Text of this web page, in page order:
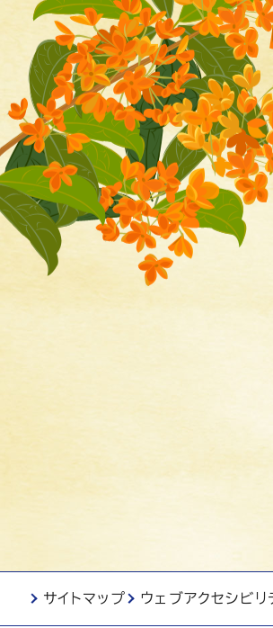
サイトマップ ウェブアクセシビリ